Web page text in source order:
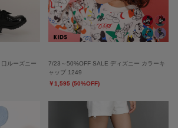
ルーズニー
7/23～50%OFF SALE ディズニー カラーキ
ャップ 1249
￥1,595 (50%OFF)